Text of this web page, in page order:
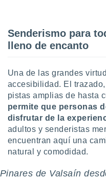
Senderismo para
lleno de encanto
Una de las grandes
accesibilidad. El
pistas amplias de hasta
permite que personas
disfrutar de la
adultos y senderistas
encuentran aquí una
natural y comodidad.
Pinares de Valsaín